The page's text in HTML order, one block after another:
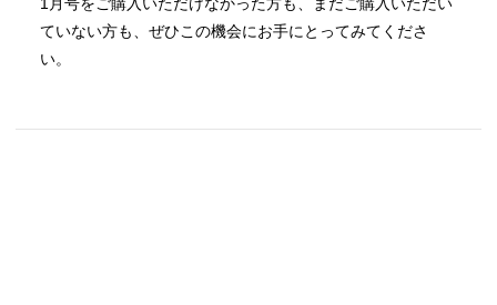
ていない方も、ぜひこの機会にお手にとってみてくださ
い。